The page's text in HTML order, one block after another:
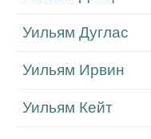
Уильям Дуглас
Уильям Ирвин
Уильям Кейт